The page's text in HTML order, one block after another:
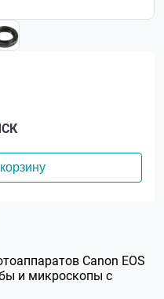
Canon EOS
и микроскопы с